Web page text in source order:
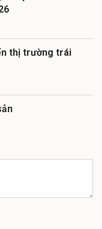
thị trường trái